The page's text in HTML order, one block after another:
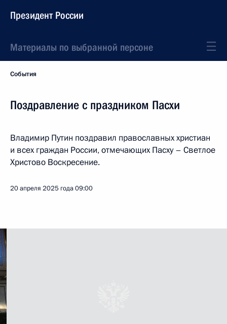
Президент России
Материалы по выбранной персоне
События
Поздравление с праздником Пасхи
Владимир Путин поздравил православных христиан
и всех граждан России, отмечающих Пасху – Светлое
Христово Воскресение.
20 апреля 2025 года09:00